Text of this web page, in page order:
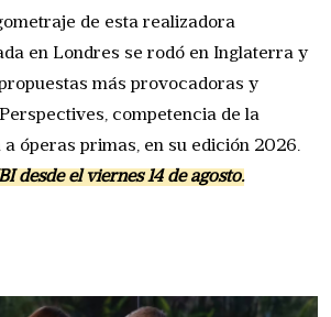
de esta realizadora
en Londres se rodó en Inglaterra y
más provocadoras y
competencia de la
óperas primas, en su edición 2026.
desde el viernes 14 de agosto.